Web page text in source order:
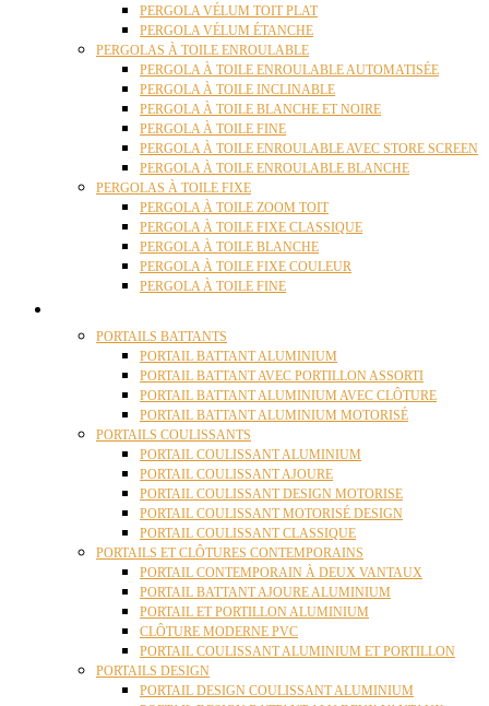
PERGOLA VÉLUM TOIT PLAT
PERGOLA VÉLUM ÉTANCHE
PERGOLAS À TOILE ENROULABLE
PERGOLA À TOILE ENROULABLE AUTOMATISÉE
PERGOLA À TOILE INCLINABLE
PERGOLA À TOILE BLANCHE ET NOIRE
PERGOLA À TOILE FINE
PERGOLA À TOILE ENROULABLE AVEC STORE SCREEN
PERGOLA À TOILE ENROULABLE BLANCHE
PERGOLAS À TOILE FIXE
PERGOLA À TOILE ZOOM TOIT
PERGOLA À TOILE FIXE CLASSIQUE
PERGOLA À TOILE BLANCHE
PERGOLA À TOILE FIXE COULEUR
PERGOLA À TOILE FINE
PORTAILS BATTANTS
PORTAIL BATTANT ALUMINIUM
PORTAIL BATTANT AVEC PORTILLON ASSORTI
PORTAIL BATTANT ALUMINIUM AVEC CLÔTURE
PORTAIL BATTANT ALUMINIUM MOTORISÉ
PORTAILS COULISSANTS
PORTAIL COULISSANT ALUMINIUM
PORTAIL COULISSANT AJOURE
PORTAIL COULISSANT DESIGN MOTORISE
PORTAIL COULISSANT MOTORISÉ DESIGN
PORTAIL COULISSANT CLASSIQUE
PORTAILS ET CLÔTURES CONTEMPORAINS
PORTAIL CONTEMPORAIN À DEUX VANTAUX
PORTAIL BATTANT AJOURE ALUMINIUM
PORTAIL ET PORTILLON ALUMINIUM
CLÔTURE MODERNE PVC
PORTAIL COULISSANT ALUMINIUM ET PORTILLON
PORTAILS DESIGN
PORTAIL DESIGN COULISSANT ALUMINIUM